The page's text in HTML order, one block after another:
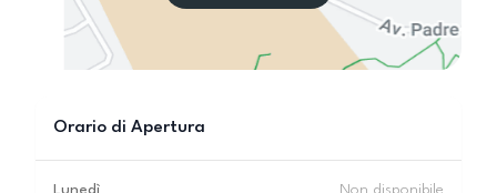
Orario di Apertura
Lunedì Non disponibile